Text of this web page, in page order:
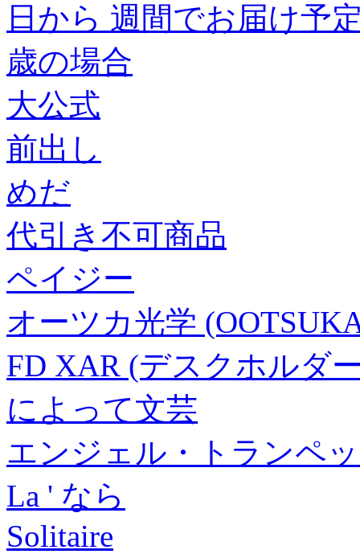
日から 週間でお届け予
歳の場合
大公式
前出し
めだ
代引き不可商品
ペイジー
オーツカ光学
FD XAR (デスクホルダ
によって文芸
エンジェル・トランペ
La ' なら
Solitaire